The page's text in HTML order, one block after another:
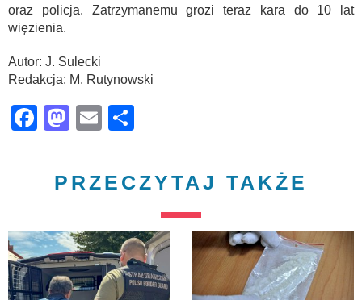
oraz policja. Zatrzymanemu grozi teraz kara do 10 lat
więzienia.
Autor: J. Sulecki
Redakcja: M. Rutynowski
Facebook
Mastodon
Email
PRZECZYTAJ TAKŻE